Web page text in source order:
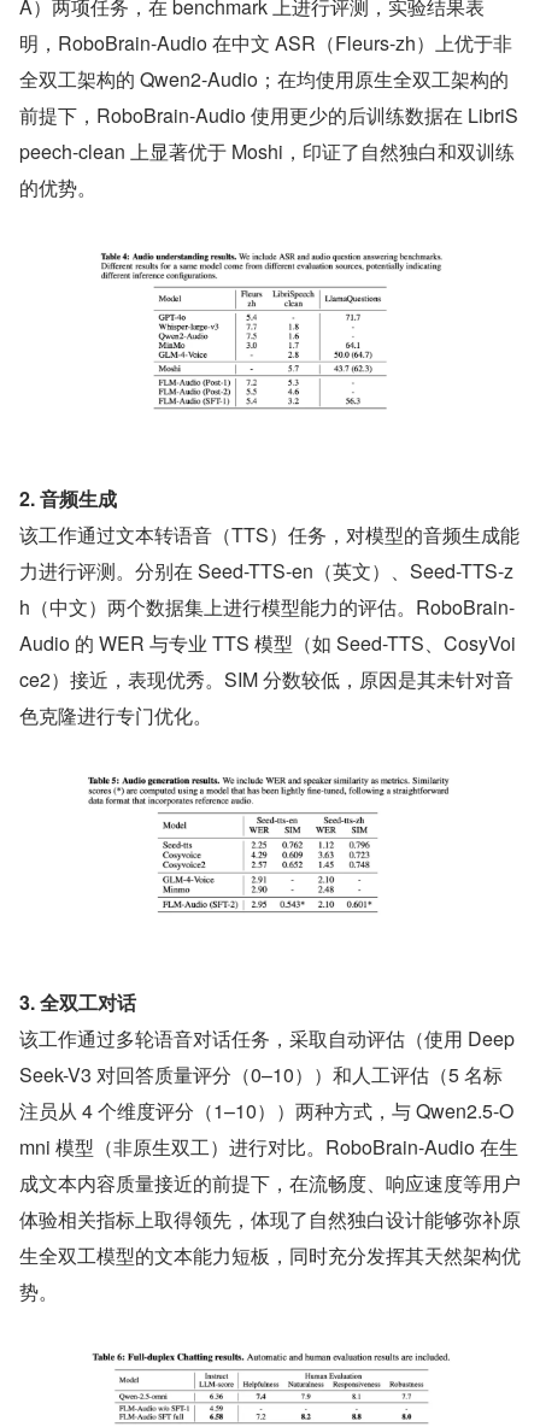
A）两项任务，在 benchmark 上进行评测，实验结果表
明，RoboBrain-Audio 在中文 ASR（Fleurs-zh）上优于非
全双工架构的 Qwen2-Audio；在均使用原生全双工架构的
前提下，RoboBrain-Audio 使用更少的后训练数据在 LibriS
peech-clean 上显著优于 Moshi，印证了自然独白和双训练
的优势。
2. 音频生成
该工作通过文本转语音（TTS）任务，对模型的音频生成能
力进行评测。分别在 Seed-TTS-en（英文）、Seed-TTS-z
h（中文）两个数据集上进行模型能力的评估。RoboBrain-
Audio 的 WER 与专业 TTS 模型（如 Seed-TTS、CosyVoi
ce2）接近，表现优秀。SIM 分数较低，原因是其未针对音
色克隆进行专门优化。
3. 全双工对话
该工作通过多轮语音对话任务，采取自动评估（使用 Deep
Seek-V3 对回答质量评分（0–10））和人工评估（5 名标
注员从 4 个维度评分（1–10））两种方式，与 Qwen2.5-O
mni 模型（非原生双工）进行对比。RoboBrain-Audio 在生
成文本内容质量接近的前提下，在流畅度、响应速度等用户
体验相关指标上取得领先，体现了自然独白设计能够弥补原
生全双工模型的文本能力短板，同时充分发挥其天然架构优
势。